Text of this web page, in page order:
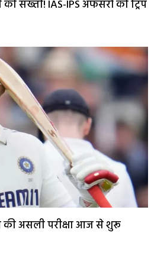
सख्ती! IAS-IPS अफसरों की ट्रिप
की असली परीक्षा आज से शुरू